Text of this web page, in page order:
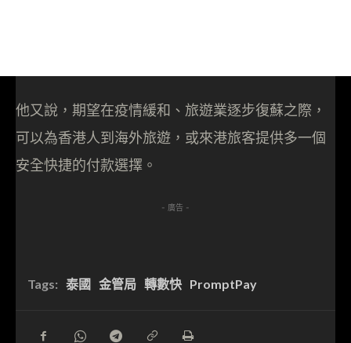
他又說，期望在疫情緩和、旅遊業逐步復蘇之際，
可以為香港人到海外旅遊，或來港旅客提供多一個
安全快捷的付款選擇。
- 廣告 -
Tags: 泰國 金管局 轉數快 PromptPay